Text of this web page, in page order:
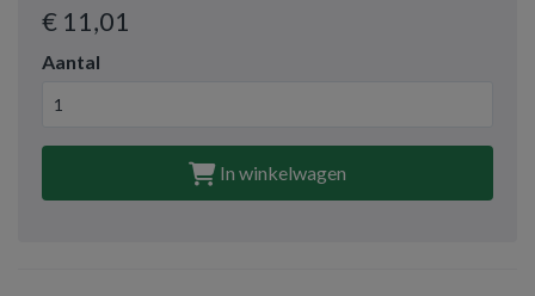
€ 11,01
Aantal
In winkelwagen